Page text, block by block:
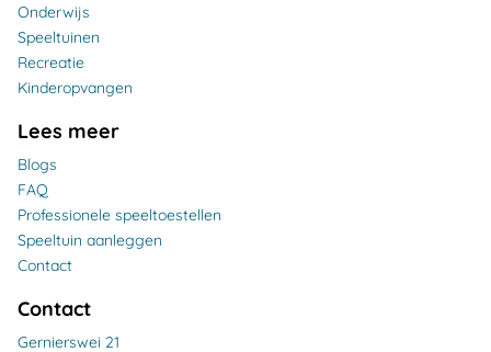
Onderwijs
Speeltuinen
Recreatie
Kinderopvangen
Lees meer
Blogs
FAQ
Professionele speeltoestellen
Speeltuin aanleggen
Contact
Contact
Gernierswei 21